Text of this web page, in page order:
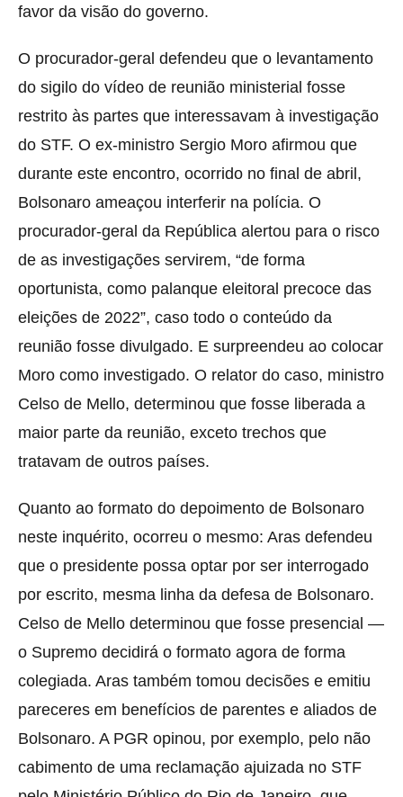
favor da visão do governo.
O procurador-geral defendeu que o levantamento
do sigilo do vídeo de reunião ministerial fosse
restrito às partes que interessavam à investigação
do STF. O ex-ministro Sergio Moro afirmou que
durante este encontro, ocorrido no final de abril,
Bolsonaro ameaçou interferir na polícia. O
procurador-geral da República alertou para o risco
de as investigações servirem, “de forma
oportunista, como palanque eleitoral precoce das
eleições de 2022”, caso todo o conteúdo da
reunião fosse divulgado. E surpreendeu ao colocar
Moro como investigado. O relator do caso, ministro
Celso de Mello, determinou que fosse liberada a
maior parte da reunião, exceto trechos que
tratavam de outros países.
Quanto ao formato do depoimento de Bolsonaro
neste inquérito, ocorreu o mesmo: Aras defendeu
que o presidente possa optar por ser interrogado
por escrito, mesma linha da defesa de Bolsonaro.
Celso de Mello determinou que fosse presencial —
o Supremo decidirá o formato agora de forma
colegiada. Aras também tomou decisões e emitiu
pareceres em benefícios de parentes e aliados de
Bolsonaro. A PGR opinou, por exemplo, pelo não
cabimento de uma reclamação ajuizada no STF